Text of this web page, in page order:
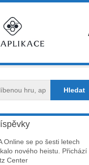
Online se po šesti letech
nového heistu. Přichází
Center